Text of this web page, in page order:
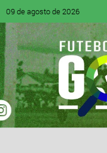
09 de agosto de 2026